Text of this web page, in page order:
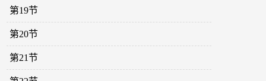
第19节
第20节
第21节